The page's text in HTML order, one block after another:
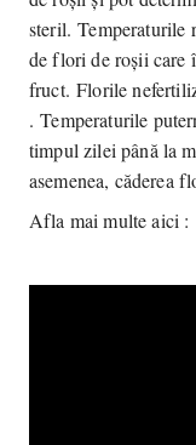
steril.Temperaturile
de flori de roșii care
fruct.Florile
.Temperaturile
timpul zilei până la
asemenea, căderea
Afla mai multe aici :